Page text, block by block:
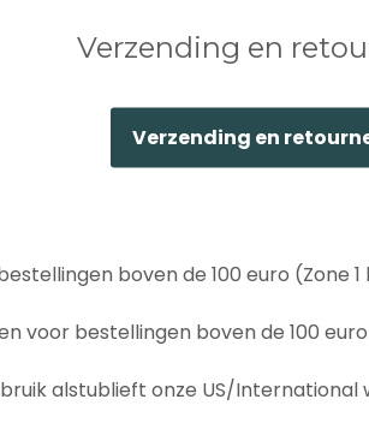
Verzending en
Verzending en
boven de 100 euro (Zone 1
voor bestellingen boven de 100
alstublieft onze US/International